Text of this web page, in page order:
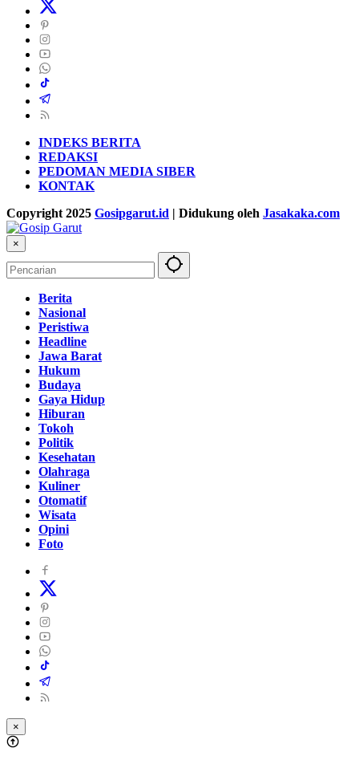
INDEKS BERITA
REDAKSI
PEDOMAN MEDIA SIBER
KONTAK
Copyright 2025 Gosipgarut.id | Didukung oleh Jasakaka.com
×
Berita
Nasional
Peristiwa
Headline
Jawa Barat
Hukum
Budaya
Gaya Hidup
Hiburan
Tokoh
Politik
Kesehatan
Olahraga
Kuliner
Otomatif
Wisata
Opini
Foto
×